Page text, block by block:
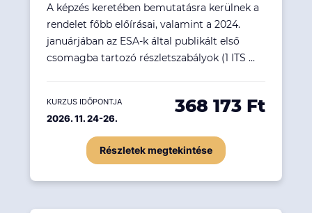
A képzés keretében bemutatásra kerülnek a
rendelet főbb előírásai, valamint a 2024.
januárjában az ESA-k által publikált első
csomagba tartozó részletszabályok (1 ITS ...
KURZUS IDŐPONTJA
2026. 11. 24-26.
368 173 Ft
Részletek megtekintése